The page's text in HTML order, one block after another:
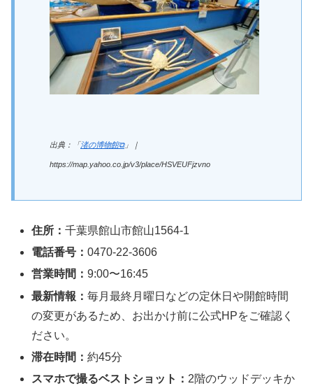
出典：「渚の博物館⧉」｜
https://map.yahoo.co.jp/v3/place/HSVEUFjzvno
住所：千葉県館山市館山1564-1
電話番号：0470-22-3606
営業時間：9:00〜16:45
最新情報：毎月最終月曜日などの定休日や開館時間
の変更があるため、お出かけ前に公式HPをご確認く
ださい。
滞在時間：約45分
スマホで撮るベストショット： 2階のウッドデッキか